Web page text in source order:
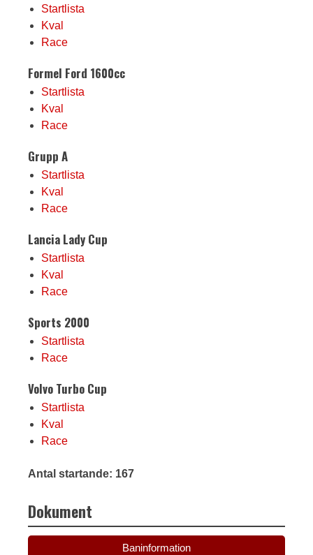
Startlista
Kval
Race
Formel Ford 1600cc
Startlista
Kval
Race
Grupp A
Startlista
Kval
Race
Lancia Lady Cup
Startlista
Kval
Race
Sports 2000
Startlista
Race
Volvo Turbo Cup
Startlista
Kval
Race
Antal startande: 167
Dokument
Baninformation